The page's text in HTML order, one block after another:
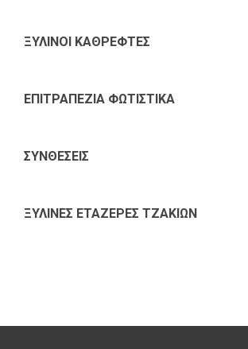
ΞΥΛΙΝΟΙ ΚΑΘΡΕΦΤΕΣ
ΕΠΙΤΡΑΠΕΖΙΑ ΦΩΤΙΣΤΙΚΑ
ΣΥΝΘΕΣΕΙΣ
ΞΥΛΙΝΕΣ ΕΤΑΖΕΡΕΣ ΤΖΑΚΙΩΝ